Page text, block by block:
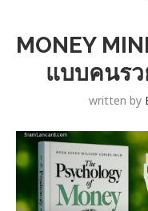
MONEY
แบบคนรว
written by